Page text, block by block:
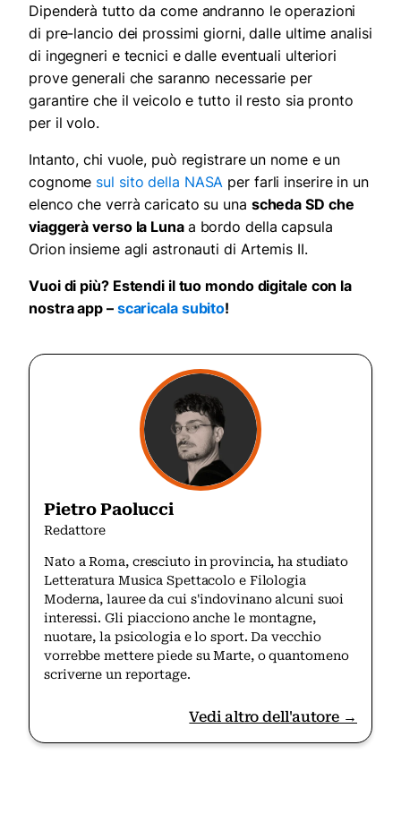
Dipenderà tutto da come andranno le operazioni
di pre-lancio dei prossimi giorni, dalle ultime analisi
di ingegneri e tecnici e dalle eventuali ulteriori
prove generali che saranno necessarie per
garantire che il veicolo e tutto il resto sia pronto
per il volo.
Intanto, chi vuole, può registrare un nome e un
cognome sul sito della NASA per farli inserire in un
elenco che verrà caricato su una scheda SD che
viaggerà verso la Luna a bordo della capsula
Orion insieme agli astronauti di Artemis II.
Vuoi di più? Estendi il tuo mondo digitale con la
nostra app – scaricala subito!
Pietro Paolucci
Redattore
Nato a Roma, cresciuto in provincia, ha studiato
Letteratura Musica Spettacolo e Filologia
Moderna, lauree da cui s'indovinano alcuni suoi
interessi. Gli piacciono anche le montagne,
nuotare, la psicologia e lo sport. Da vecchio
vorrebbe mettere piede su Marte, o quantomeno
scriverne un reportage.
Vedi altro dell'autore →